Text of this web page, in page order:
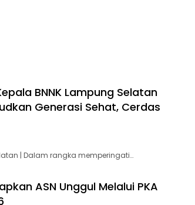
BNNK Lampung Selatan
Generasi Sehat, Cerdas
| Dalam rangka memperingati…
ASN Unggul Melalui PKA